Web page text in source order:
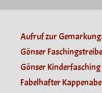
Aufruf zur
Gönser
Gönser Kinderfasching
Fabelhafter